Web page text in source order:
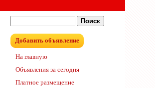
Добавить объявление
На главную
Объявления за сегодня
Платное размещение